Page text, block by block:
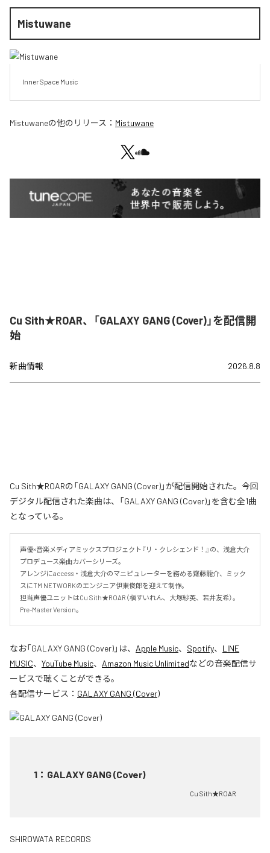
Mistuwane
Inner Space Music
Mistuwaneの他のリリース： Mistuwane
Cu Sith★ROAR、「GALAXY GANG (Cover)」を配信開
始
新曲情報 2026.8.8
Cu Sith★ROARの「GALAXY GANG (Cover)」が配信開始された。今回
デジタル配信された楽曲は、「GALAXY GANG (Cover)」を含む全1曲
となっている。
声優×音楽メディアミックスプロジェクト『リ・クレシェンド！』の、浅倉大介
プロデュース楽曲カバーシリーズ。
アレンジにaccess・浅倉大介のマニピュレーターを務める齋藤龍介、ミック
スにTM NETWORKのエンジニア伊東俊郎を迎えて制作。
担当声優ユニットはCu Sith★ROAR（槇すいれん、大塚紗英、若井友希）。
Pre-Master Version。
なお「GALAXY GANG (Cover)」は、 Apple Music、 Spotify、 LINE
MUSIC、 YouTube Music、 Amazon Music Unlimitedなどの音楽配信サ
ービスで聴くことができる。
各配信サービス： GALAXY GANG (Cover)
1 ： GALAXY GANG (Cover)
Cu Sith★ROAR
SHIROWATA RECORDS